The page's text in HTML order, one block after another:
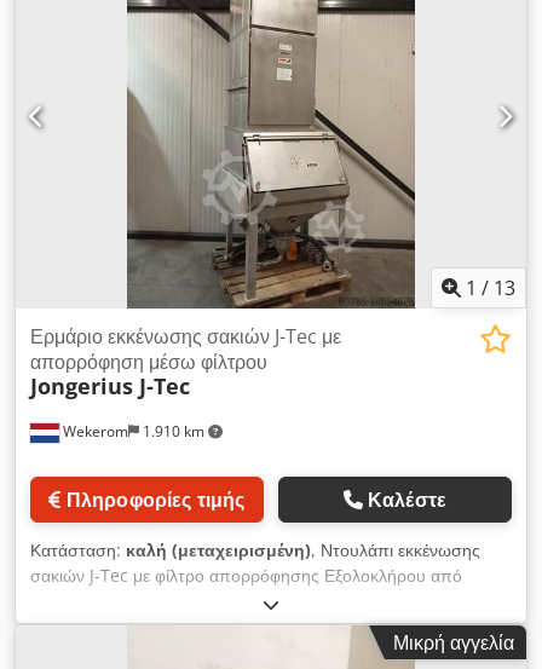
1 / 13
Wekerom 1.910 km
Ερμάριο εκκένωσης σακιών J-Tec με
απορρόφηση μέσω φίλτρου
Jongerius J-Tec
Πληροφορίες τιμής Καλέστε
Κατάσταση: καλή (μεταχειρισμένη), Ντουλάπι εκκένωσης
σακιών J-Tec με φίλτρο απορρόφησης Εξολοκλήρου από
ανοξείδωτο ατσάλι Κλείνει με καπάκι Διαθέτει αισθητήρα
πλήρωσης Ηλεκτρικός πίνακας χωρίς καλωδίωση Εξοπλισμένο
με πνευματικό χτυπητήρα σιλό Διαθέσιμος επίσης καιΜικρή αγγελία